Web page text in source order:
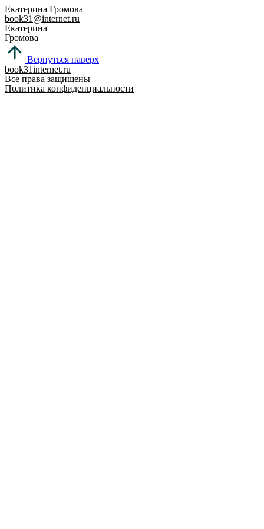
Перейти
к
содержимому
Екатерина Громова
book31@internet.ru
Екатерина
Громова
Вернуться наверх
book31internet.ru
Все права защищены
Политика конфиденциальности